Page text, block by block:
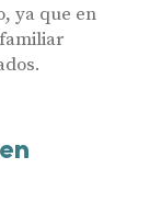
ya que en